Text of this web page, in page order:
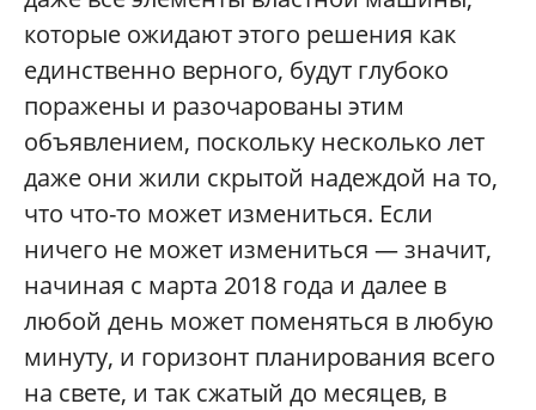
которые ожидают этого решения как
единственно верного, будут глубоко
поражены и разочарованы этим
объявлением, поскольку несколько лет
даже они жили скрытой надеждой на то,
что что-то может измениться. Если
ничего не может измениться — значит,
начиная с марта 2018 года и далее в
любой день может поменяться в любую
минуту, и горизонт планирования всего
на свете, и так сжатый до месяцев, в